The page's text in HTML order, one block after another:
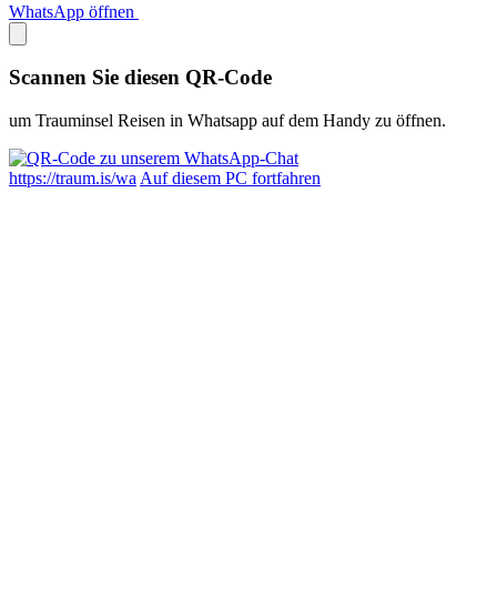
WhatsApp öffnen
Scannen Sie diesen QR-Code
um Trauminsel Reisen in Whatsapp auf dem Handy zu öffnen.
https://traum.is/wa Auf diesem PC fortfahren